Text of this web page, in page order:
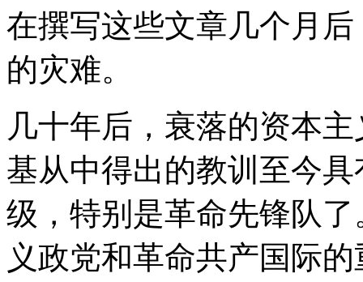
在撰写这些文章几个月
的灾难。
几十年后，衰落的资本
基从中得出的教训至今
级，特别是革命先锋队
义政党和革命共产国际